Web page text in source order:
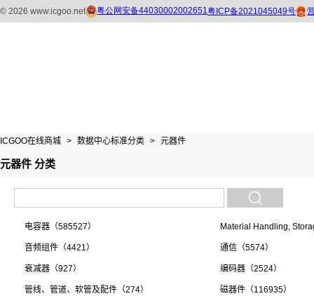
ICGOO在线商城 > 数据中心标准分类 > 元器件
元器件 分类
电容器（585527） Material Handling,
音频组件（4421） 通信（5574）
衰减器（927） 编码器（2524）
管线、管道、软管及配件（274） 磁器件（116935）